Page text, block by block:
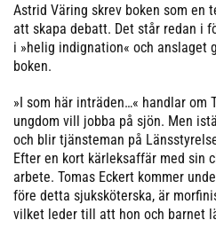
Astrid Väring skrev boken som en
att skapa debatt. Det står redan i
i »helig indignation« och anslaget
boken.
»I som här inträden…« handlar om
ungdom vill jobba på sjön. Men
och blir tjänsteman på
Efter en kort kärleksaffär med sin
arbete. Tomas Eckert kommer
före detta sjuksköterska, är
vilket leder till att hon och barnet